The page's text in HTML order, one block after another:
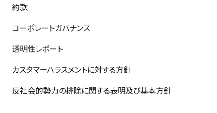
約款
コーポレートガバナンス
透明性レポート
カスタマーハラスメントに対する方針
反社会的勢力の排除に関する表明及び基本方針